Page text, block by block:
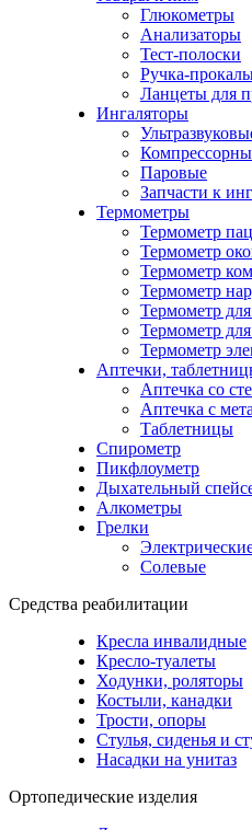
Глюкометры
Анализаторы
Тест-полоски
Ручка-
Ланцеты для
Ингаляторы
Паровые
Запчасти к
Термометры
Термометр
Термометр
Термометр
Термометр
Термометр
Термометр
Термометр
Аптечки,
Аптечка со
Аптечка с
Таблетницы
Спирометр
Пикфлоуметр
Дыхательный
Алкометры
Грелки
Солевые
Средства реабилитации
Кресла инвалидные
Кресло-туалеты
Ходунки, роляторы
Костыли, канадки
Трости, опоры
Стулья, сиденья и
Насадки на унитаз
Ортопедические изделия